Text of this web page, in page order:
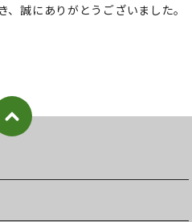
誠にありがとうございました。